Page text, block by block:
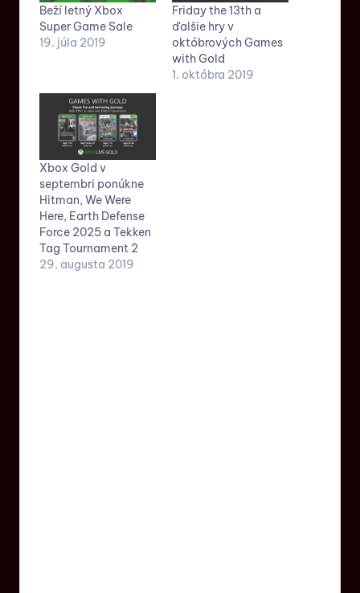
Beží letný Xbox
Super Game Sale
19. júla 2019
Friday the 13th a
ďalšie hry v
októbrových Games
with Gold
1. októbra 2019
Xbox Gold v
septembri ponúkne
Hitman, We Were
Here, Earth Defense
Force 2025 a Tekken
Tag Tournament 2
29. augusta 2019